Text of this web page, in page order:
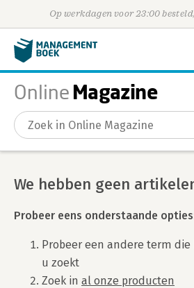
Op werkdagen voor 23:00
Online Magazine
Gevonden artikelen
We hebben geen
Probeer eens onderstaande
Probeer een andere term
u zoekt
Zoek in al onze producten